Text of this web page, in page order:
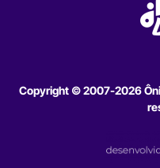
Copyright © 2007-2026